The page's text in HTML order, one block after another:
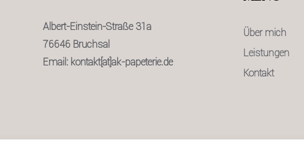
Albert-Einstein-Straße 31a
76646 Bruchsal
Email: kontakt[at]ak-papeterie.de
Über mich
Leistungen
Kontakt